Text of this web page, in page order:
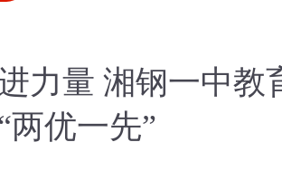
力量 湘钢一中教
两优一先”